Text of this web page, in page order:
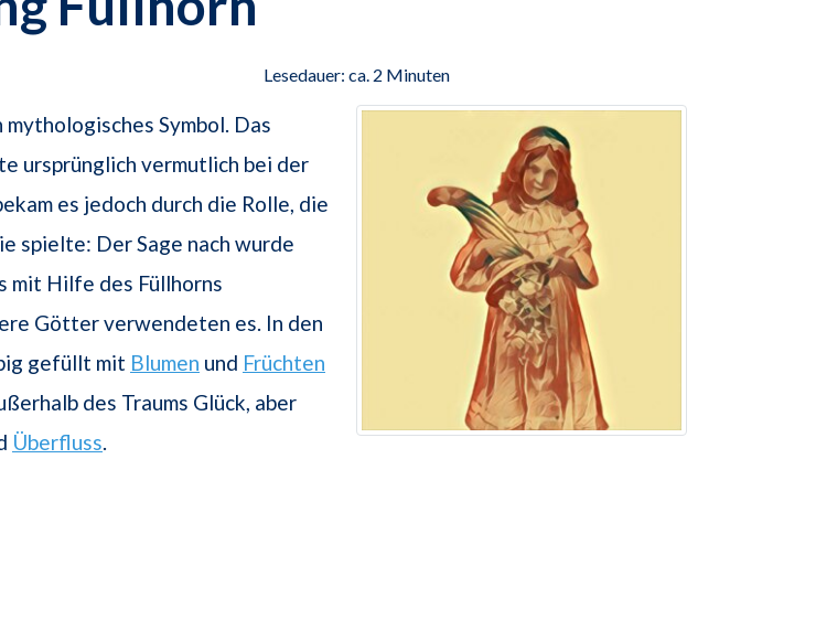
Lesedauer: ca. 2 Minuten
Symbol. Das
ursprünglich vermutlich bei der
es jedoch durch die Rolle, die
spielte: Der Sage nach wurde
mit Hilfe des Füllhorns
Götter verwendeten es. In den
gefüllt mit Blumen und Früchten
des Traums Glück, aber
Überfluss.